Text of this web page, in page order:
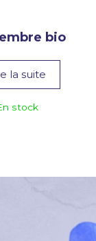
bio
la suite
stock